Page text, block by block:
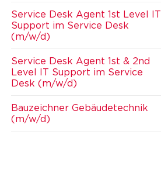
Service Desk Agent 1st Level IT
Support im Service Desk
(m/w/d)
Service Desk Agent 1st & 2nd
Level IT Support im Service
Desk (m/w/d)
Bauzeichner Gebäudetechnik
(m/w/d)